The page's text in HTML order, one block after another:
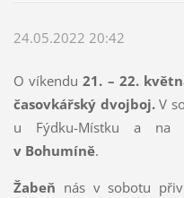
24.05.2022 20:42
O víkendu21. – 22.
časovkářský dvojboj.V
u Fýdku-Místku a
v Bohumíně.
Žabeň nás v sobotu